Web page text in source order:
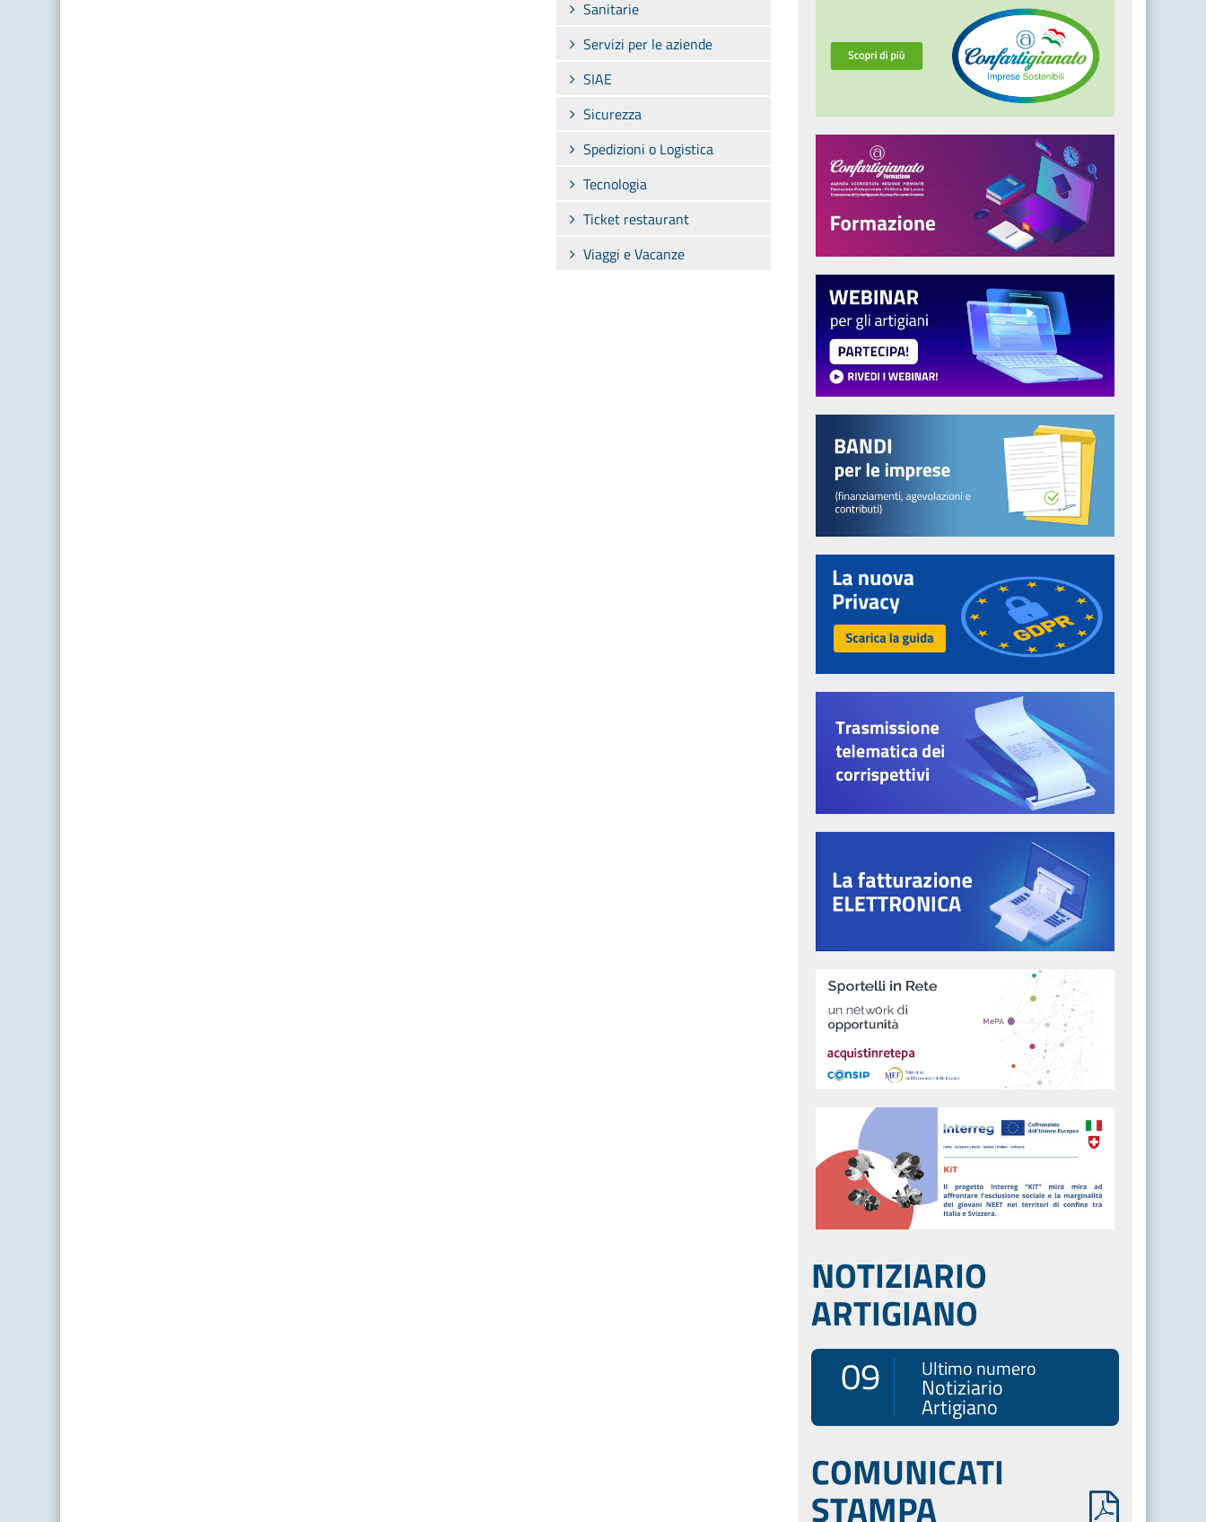
Sanitarie
Servizi per le aziende
SIAE
Sicurezza
Spedizioni o Logistica
Tecnologia
Ticket restaurant
Viaggi e Vacanze
NOTIZIARIO
ARTIGIANO
09 Ultimo numero
Notiziario
Artigiano
COMUNICATI
STAMPA